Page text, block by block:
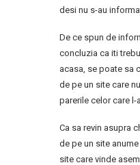
desi nu s-au
De ce spun de
concluzia ca iti
acasa, se poate sa
de pe un site care
parerile celor care
Ca sa revin asupra
de pe un site
site care vinde